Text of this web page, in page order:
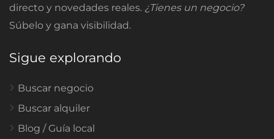
directo y novedades reales. ¿Tienes un negocio?
Súbelo y gana visibilidad.
Sigue explorando
Buscar negocio
Buscar alquiler
Blog / Guía local